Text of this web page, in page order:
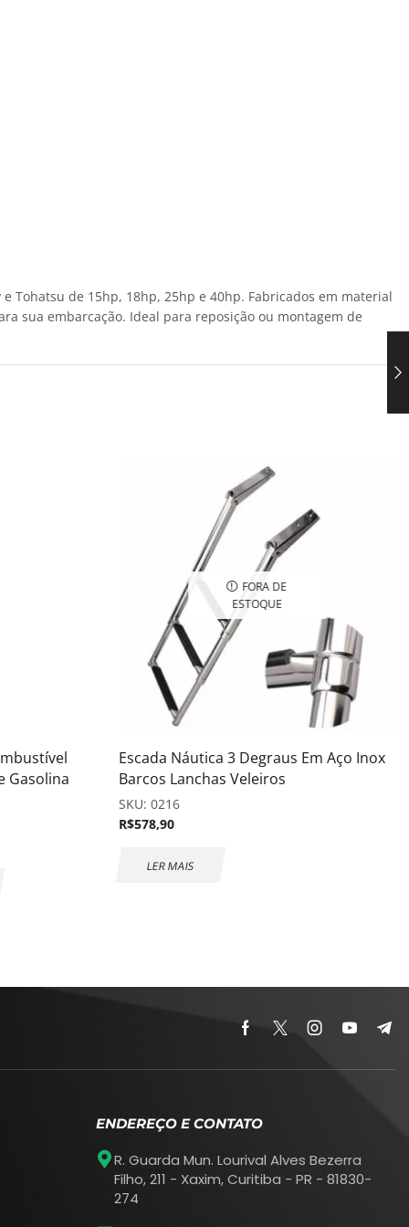
Tohatsu de 15hp, 18hp, 25hp e 40hp. Fabricados em material
sua embarcação. Ideal para reposição ou montagem de
Gasolina
FORA DE
ESTOQUE
Escada Náutica 3 Degraus Em Aço Inox
Barcos Lanchas Veleiros
SKU: 0216
R$578,90
LER MAIS
ENDEREÇO E CONTATO
R. Guarda Mun. Lourival Alves Bezerra
Filho, 211 - Xaxim, Curitiba - PR - 81830-
274